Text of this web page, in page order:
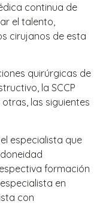
continua de
el talento,
cirujanos de esta
quirúrgicas de
la SCCP
las siguientes
especialista que
formación
en
con